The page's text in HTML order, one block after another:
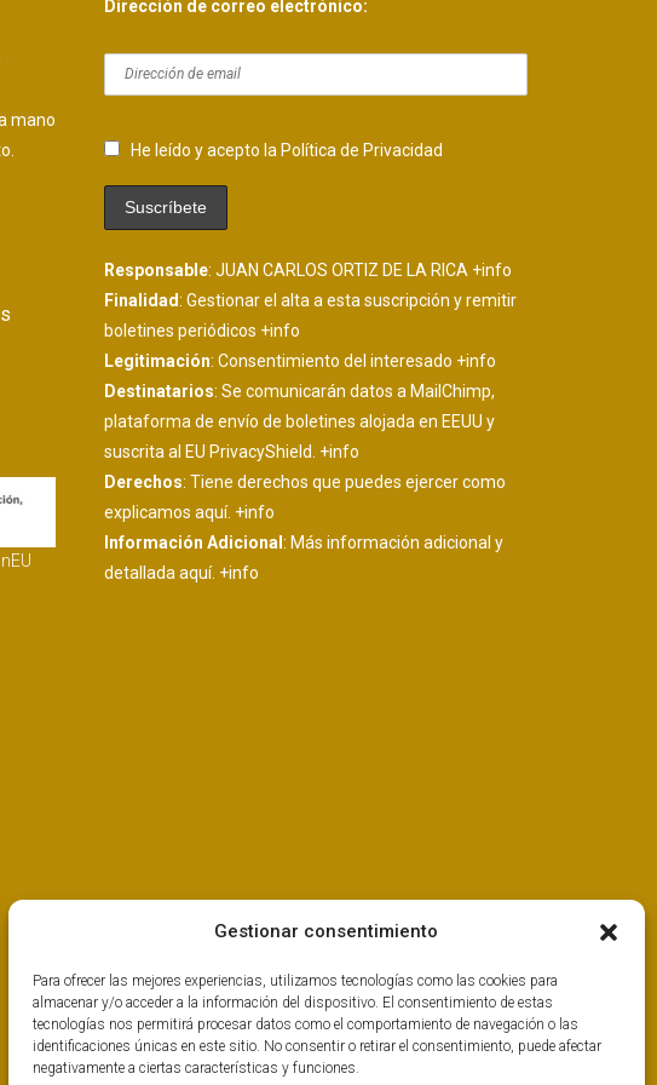
Gestionar consentimiento
Para ofrecer las mejores experiencias, utilizamos tecnologías como las cookies para
almacenar y/o acceder a la información del dispositivo. El consentimiento de estas
tecnologías nos permitirá procesar datos como el comportamiento de navegación o las
identificaciones únicas en este sitio. No consentir o retirar el consentimiento, puede afectar
negativamente a ciertas características y funciones.
mano
Dirección de correo electrónico:
He leído y acepto la Política de Privacidad
Responsable: JUAN CARLOS ORTIZ DE LA RICA +info
Finalidad: Gestionar el alta a esta suscripción y remitir
boletines periódicos +info
Legitimación: Consentimiento del interesado +info
Destinatarios: Se comunicarán datos a MailChimp,
plataforma de envío de boletines alojada en EEUU y
suscrita al EU PrivacyShield. +info
Derechos: Tiene derechos que puedes ejercer como
explicamos aquí. +info
Información Adicional : Más información adicional y
detallada aquí. +info